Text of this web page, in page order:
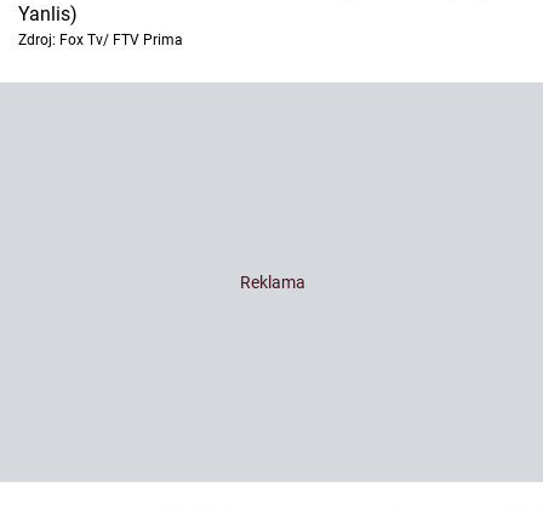
Yanlis)
Zdroj: Fox Tv/ FTV Prima